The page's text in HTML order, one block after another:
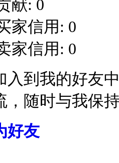
献: 0
家信用: 0
家信用: 0
入到我的好友
，随时与我保
好友